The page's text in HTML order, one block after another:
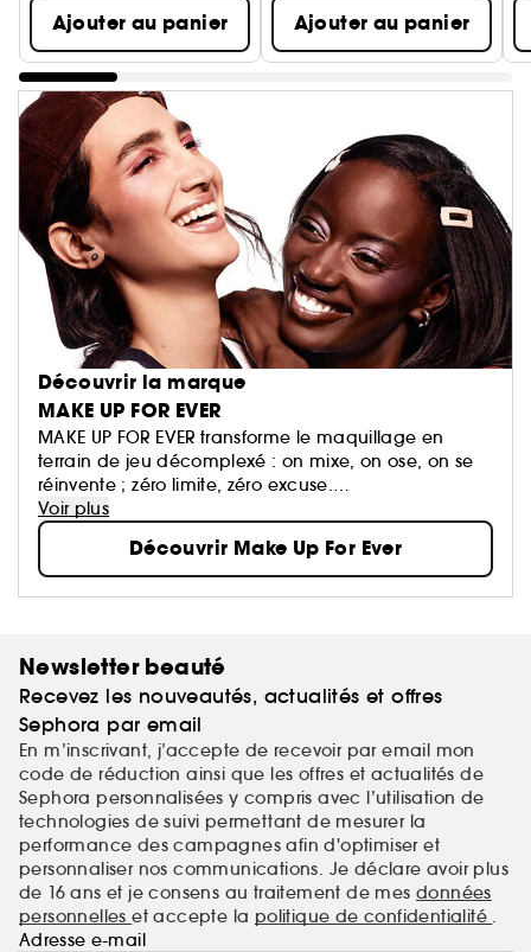
Ajouter au panier Ajouter au panier
Découvrir la marque
MAKE UP FOR EVER
MAKE UP FOR EVER transforme le maquillage en
terrain de jeu décomplexé : on mixe, on ose, on se
réinvente ; zéro limite, zéro excuse.
Ses formules haute performance suivent le rythme et
subliment toutes les carnations, quoi qu’il arrive.
Voir plus
Découvrir Make Up For Ever
Newsletter beauté
Recevez les nouveautés, actualités et offres
Sephora par email
En m’inscrivant, j’accepte de recevoir par email mon
code de réduction ainsi que les offres et actualités de
Sephora personnalisées y compris avec l’utilisation de
technologies de suivi permettant de mesurer la
performance des campagnes afin d'optimiser et
personnaliser nos communications. Je déclare avoir plus
de 16 ans et je consens au traitement de mes données
personnelleset accepte la politique de confidentialité .
Adresse e-mail